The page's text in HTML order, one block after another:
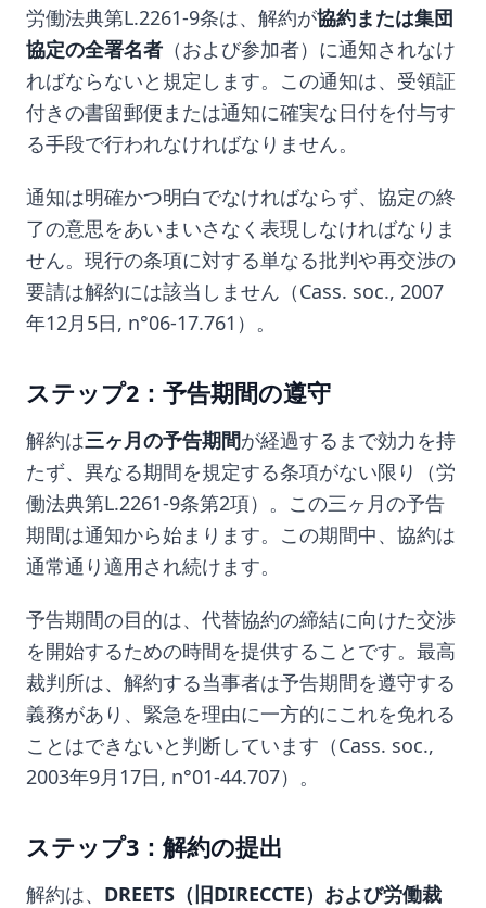
労働法典第L.2261-9条は、解約が協約または集団
協定の全署名者 （および参加者）に通知されなけ
ればならないと規定します。この通知は、受領証
付きの書留郵便または通知に確実な日付を付与す
る手段で行われなければなりません。
通知は明確かつ明白でなければならず、協定の終
了の意思をあいまいさなく表現しなければなりま
せん。現行の条項に対する単なる批判や再交渉の
要請は解約には該当しません（Cass. soc., 2007
年12月5日, n°06-17.761）。
ステップ2：予告期間の遵守
解約は三ヶ月の予告期間が経過するまで効力を持
たず、異なる期間を規定する条項がない限り（労
働法典第L.2261-9条第2項）。この三ヶ月の予告
期間は通知から始まります。この期間中、協約は
通常通り適用され続けます。
予告期間の目的は、代替協約の締結に向けた交渉
を開始するための時間を提供することです。最高
裁判所は、解約する当事者は予告期間を遵守する
義務があり、緊急を理由に一方的にこれを免れる
ことはできないと判断しています（Cass. soc.,
2003年9月17日, n°01-44.707）。
ステップ3：解約の提出
解約は、 DREETS（旧DIRECCTE） および労働裁